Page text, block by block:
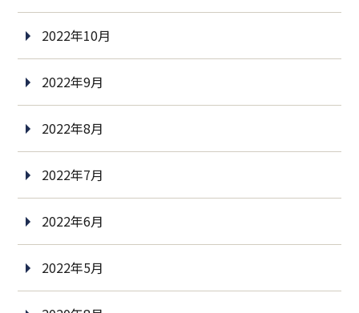
2022年10月
2022年9月
2022年8月
2022年7月
2022年6月
2022年5月